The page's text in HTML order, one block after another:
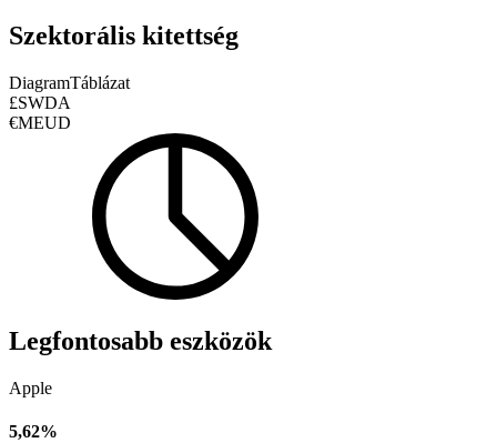
Szektorális kitettség
DiagramTáblázat
£SWDA
€MEUD
Legfontosabb eszközök
Apple
5,62%